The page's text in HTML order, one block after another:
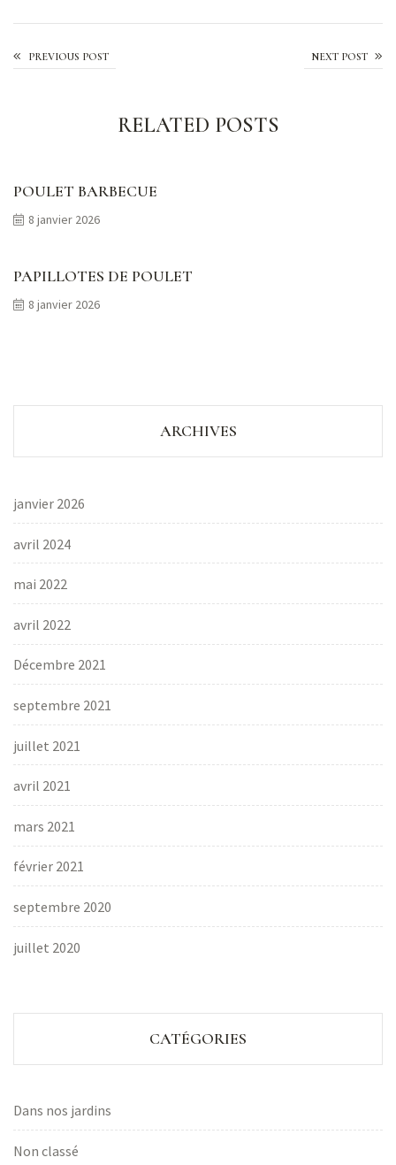
PREVIOUS POST NEXT POST
Courgettes à la poêle
RELATED POSTS
POULET BARBECUE
8 janvier 2026
PAPILLOTES DE POULET
8 janvier 2026
ARCHIVES
janvier 2026
avril 2024
mai 2022
avril 2022
Décembre 2021
septembre 2021
juillet 2021
avril 2021
mars 2021
février 2021
septembre 2020
juillet 2020
CATÉGORIES
Dans nos jardins
Non classé